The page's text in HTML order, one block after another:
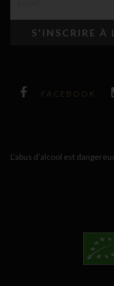
FACEBOOK
L’abus d’alcool est